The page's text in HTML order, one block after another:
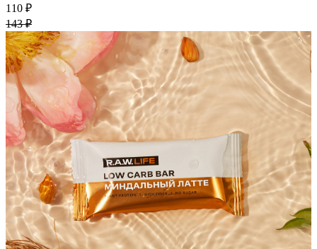
110 ₽
143 ₽